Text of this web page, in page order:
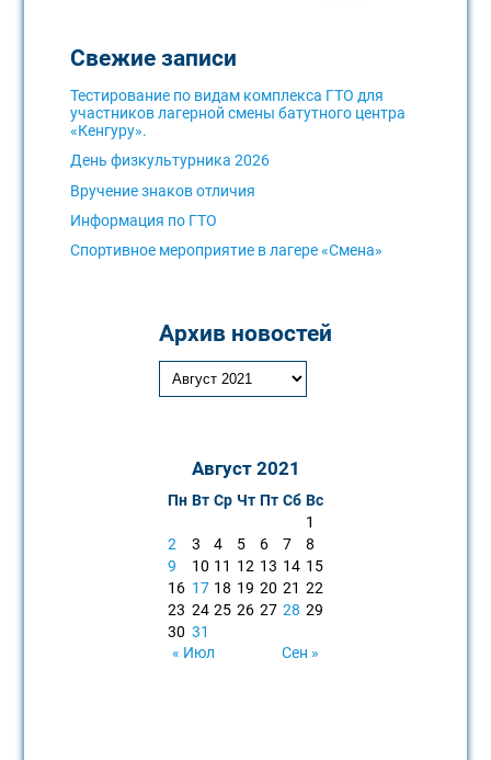
Свежие записи
Тестирование по видам комплекса ГТО для
участников лагерной смены батутного центра
«Кенгуру».
День физкультурника 2026
Вручение знаков отличия
Информация по ГТО
Спортивное мероприятие в лагере «Смена»
Архив новостей
Август 2021
Пн Вт Ср Чт Пт Сб Вс
1
2
3 4 5 6 7
8
9
10 11 12 13 14 15
16 17 18 19 20 21 22
23 24 25 26 27 28 29
30 31
« Июл
Сен »